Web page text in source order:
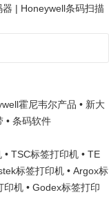
器 | Honeywell条码扫描
霍尼韦尔产品 • 新大
• 条码软件
• TSC标签打印机 • TE
标签打印机 • Argox标
印机 • Godex标签打印